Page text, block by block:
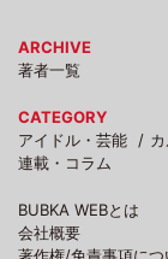
ARCHIVE
著者一覧
CATEGORY
アイドル・芸能
連載・コラム
BUBKA WEBとは
会社概要